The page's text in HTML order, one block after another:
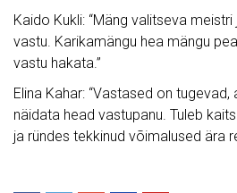
Kaido Kukli: “Mäng valitseva
vastu. Karikamängu hea mängu
vastu hakata.”
Elina Kahar: “Vastased on
näidata head vastupanu. Tuleb
ja ründes tekkinud võimalused ära